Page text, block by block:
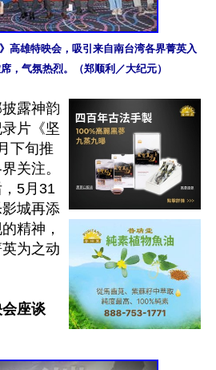
高雄特映会，吸引来自南台湾各界菁英入
，气氛热烈。（郑顺利／大纪元）
披露神韵
片《坚
下旬推
关注。
5月31
城再添
精神，
为之动
座谈